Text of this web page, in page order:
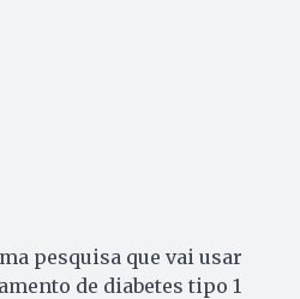
pesquisa que vai usar
de diabetes tipo 1